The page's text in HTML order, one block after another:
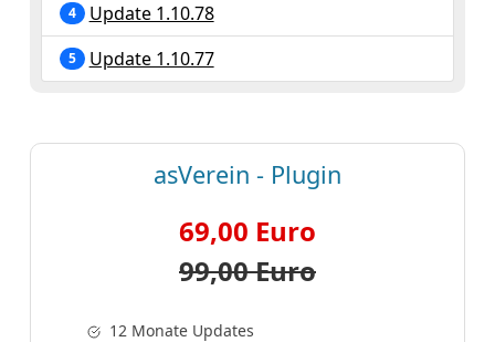
4 Update 1.10.78
5 Update 1.10.77
asVerein - Plugin
69,00 Euro
99,00 Euro
12 Monate Updates